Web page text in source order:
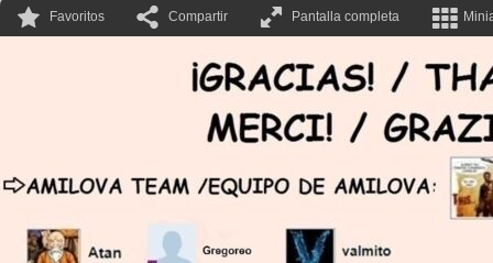
Favoritos Compartir Pantalla completa